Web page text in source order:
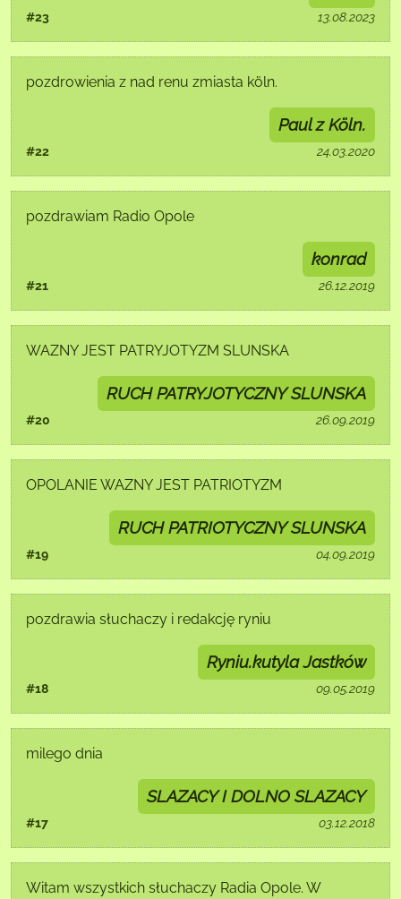
#23 13.08.2023
pozdrowienia z nad renu zmiasta köln.
#22
Paul z Köln.
24.03.2020
pozdrawiam Radio Opole
#21
konrad
26.12.2019
WAZNY JEST PATRYJOTYZM SLUNSKA
#20
RUCH PATRYJOTYCZNY SLUNSKA
26.09.2019
OPOLANIE WAZNY JEST PATRIOTYZM
#19
RUCH PATRIOTYCZNY SLUNSKA
04.09.2019
pozdrawia słuchaczy i redakcję ryniu
#18
Ryniu.kutyla Jastków
09.05.2019
milego dnia
#17
SLAZACY I DOLNO SLAZACY
03.12.2018
Witam wszystkich słuchaczy Radia Opole. W